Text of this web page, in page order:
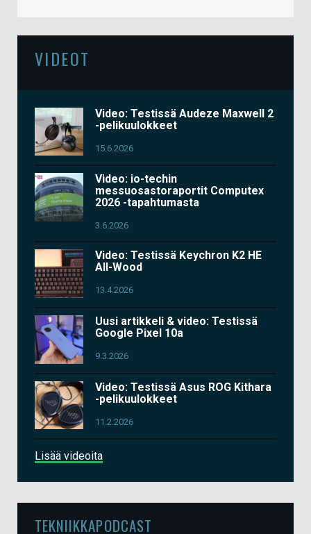
VIDEOT
Video: Testissä Audeze Maxwell 2
-pelikuulokkeet
15.6.2026
Video: io-techin
messuosastoraportit Computex
2026 -tapahtumasta
3.6.2026
Video: Testissä Keychron K2 HE
All-Wood
13.4.2026
Uusi artikkeli & video: Testissä
Google Pixel 10a
9.3.2026
Video: Testissä Asus ROG Kithara
-pelikuulokkeet
11.2.2026
Lisää videoita
TEKNIIKKAPODCAST